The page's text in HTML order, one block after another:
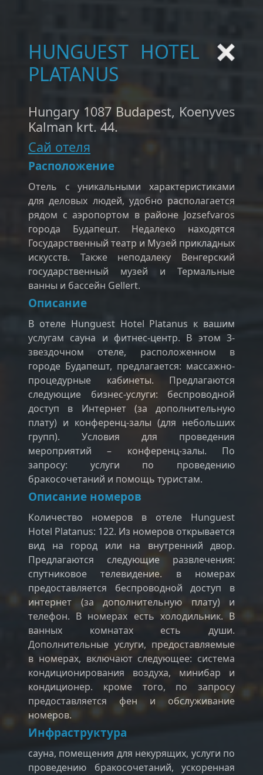
HUNGUEST HOTEL
PLATANUS
Hungary 1087 Budapest, Koenyves
Kalman krt. 44.
Сай отеля
Расположение
Отель с уникальными характеристиками
для деловых людей, удобно располагается
рядом с аэропортом в районе Jozsefvaros
города Будапешт. Недалеко находятся
Государственный театр и Музей прикладных
искусств. Также неподалеку Венгерский
государственный музей и Термальные
ванны и бассейн Gellert.
Описание
В отеле Hunguest Hotel Platanus к вашим
услугам сауна и фитнес-центр. В этом 3-
звездочном отеле, расположенном в
городе Будапешт, предлагается: массажно-
процедурные кабинеты. Предлагаются
следующие бизнес-услуги: беспроводной
доступ в Интернет (за дополнительную
плату) и конференц-залы (для небольших
групп). Условия для проведения
мероприятий – конференц-залы. По
запросу: услуги по проведению
бракосочетаний и помощь туристам.
Описание номеров
Количество номеров в отеле Hunguest
Hotel Platanus: 122. Из номеров открывается
вид на город или на внутренний двор.
Предлагаются следующие развлечения:
спутниковое телевидение. в номерах
предоставляется беспроводной доступ в
интернет (за дополнительную плату) и
телефон. В номерах есть холодильник. В
ванных комнатах есть души.
Дополнительные услуги, предоставляемые
в номерах, включают следующее: система
кондиционирования воздуха, минибар и
кондиционер. кроме того, по запросу
предоставляется фен и обслуживание
номеров.
Инфраструктура
сауна, помещения для некурящих, услуги по
проведению бракосочетаний, ускоренная